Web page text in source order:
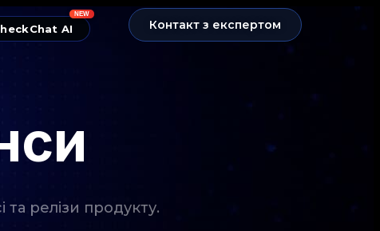
AI
NEW
Контакт з експертом
та релізи продукту.